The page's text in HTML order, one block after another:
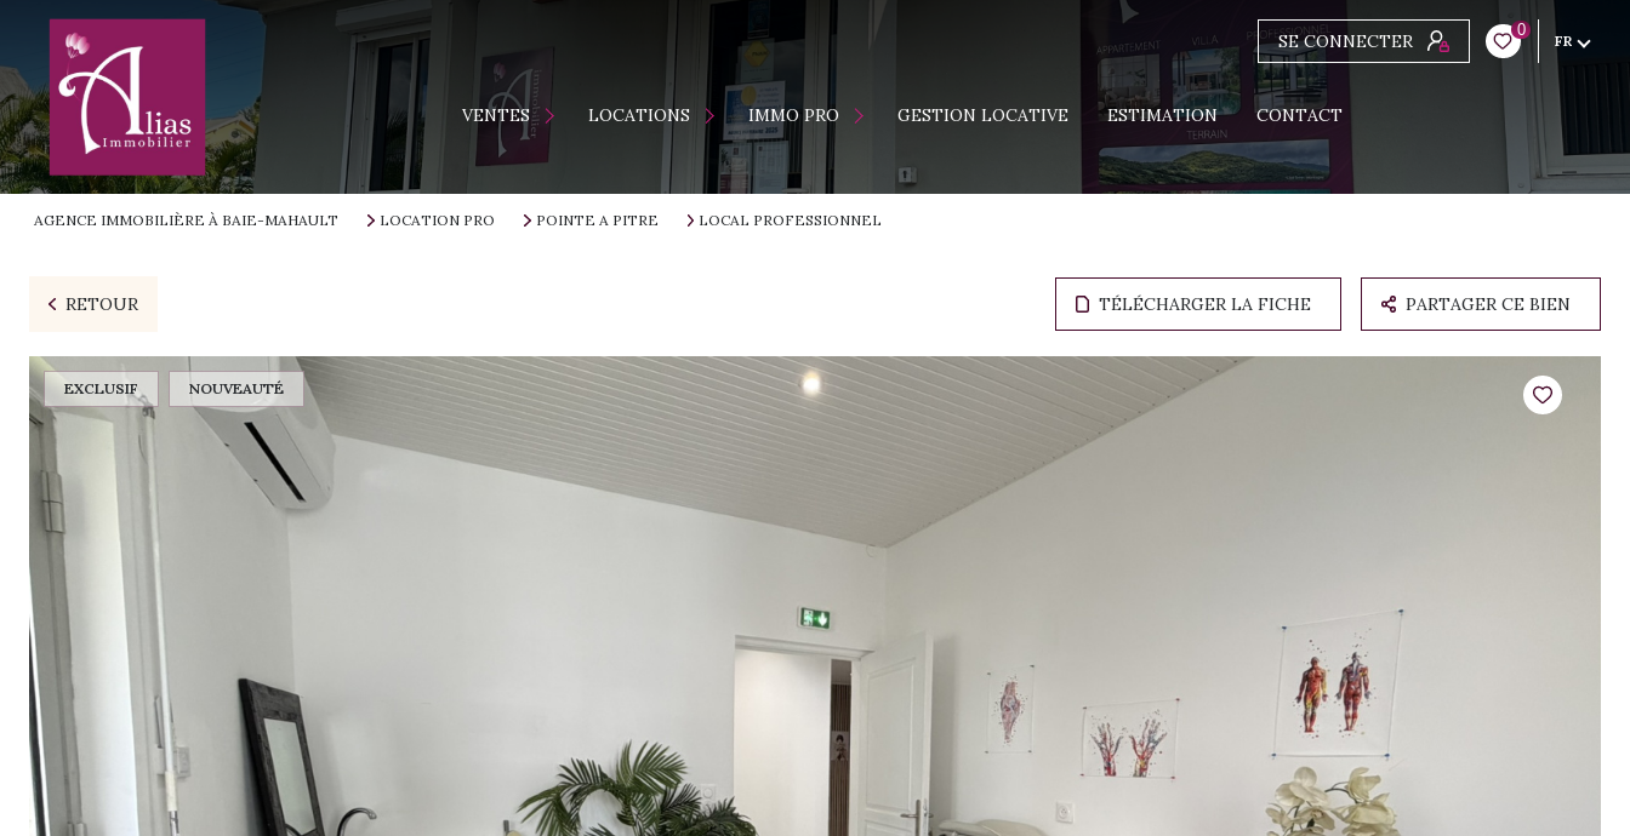
SE CONNECTER
0
FR
VENTES
APPARTEMENTS
TERRAINS
PROGRAMMES NEUFS
LOCATIONS
MAISONS
APPARTEMENTS
IMMO PRO
LOCATION
VENTE
GESTION LOCATIVE ESTIMATION CONTACT
AGENCE IMMOBILIÈRE À BAIE-MAHAULT LOCATION PRO POINTE A PITRE LOCAL PROFESSIONNEL
RETOUR TÉLÉCHARGER LA FICHE PARTAGER CE BIEN
EXCLUSIF NOUVEAUTÉ